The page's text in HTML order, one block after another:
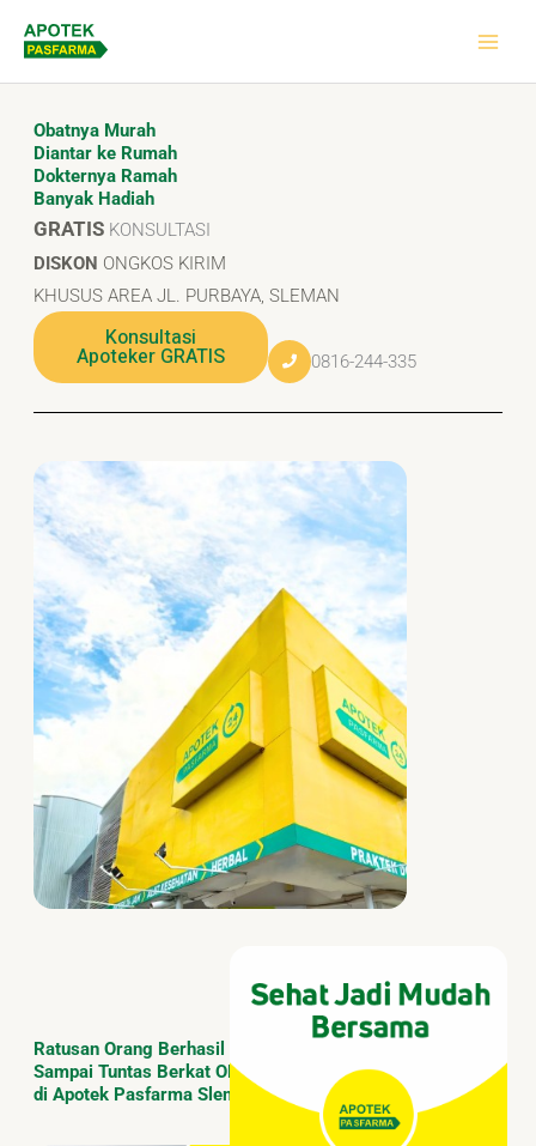
content
Obatnya Murah
Diantar ke Rumah
Dokternya Ramah
Banyak Hadiah
GRATIS KONSULTASI
DISKON ONGKOS KIRIM
KHUSUS AREA JL. PURBAYA, SLEMAN
Konsultasi
Apoteker GRATIS 0816-244-335
Ratusan Orang Berhasil Menormalkan Penyakitnya
Sampai Tuntas Berkat OBAT ASLI & KONSULTASI GRATIS
di Apotek Pasfarma Sleman